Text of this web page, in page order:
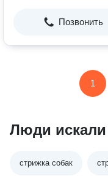
Позвонить
1
Люди
стрижка собак